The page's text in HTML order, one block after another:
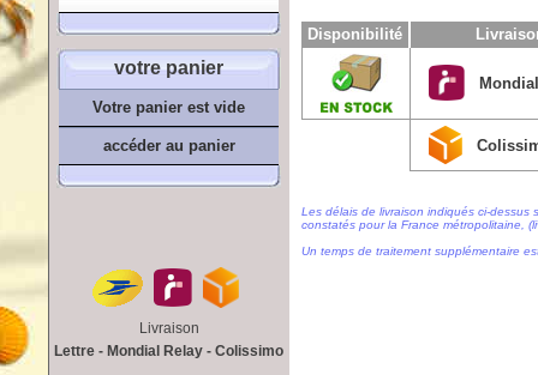
votre panier
Votre panier est vide
accéder au panier
Livraison
Lettre - Mondial Relay - Colissimo
Disponibilité
Les délais de livraison indiqués ci-
constatés pour la France métropolitaine,
Un temps de traitement supplémentaire